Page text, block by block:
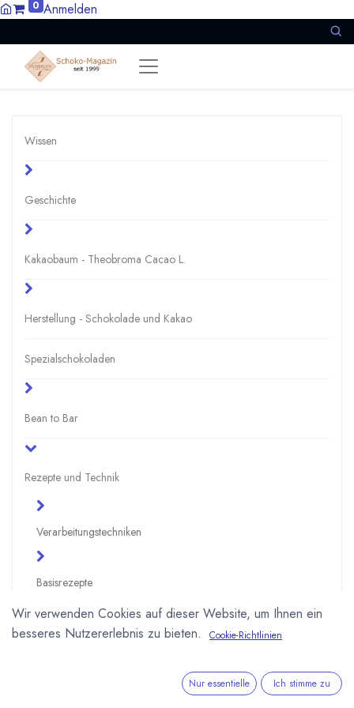
0 Anmelden
Wissen
Geschichte
Kakaobaum - Theobroma Cacao L.
Herstellung - Schokolade und Kakao
Spezialschokoladen
Bean to Bar
Rezepte und Technik
Verarbeitungstechniken
Basisrezepte
Schokoladenrezepte
Vor-, Haupt- und Nachspeisen
Wir verwenden Cookies auf dieser Website, um Ihnen ein
besseres Nutzererlebnis zu bieten.
Cookie-Richtlinien
Nur essentielle Ich stimme zu